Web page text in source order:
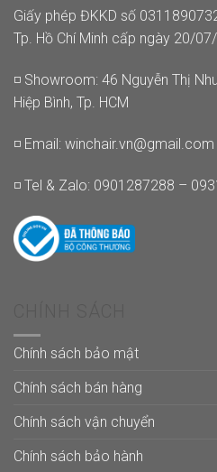
Giấy phép ĐKKD số
Tp. Hồ Chí Minh cấp ngày 20/
◽ Showroom: 46 Nguyễn Thị
Hiệp Bình, Tp. HCM
◽ Email: winchair.vn@gmail.com
◽ Tel & Zalo: 0901287288 –
Chính sách bảo mật
Chính sách bán hàng
Chính sách vận chuyển
Chính sách bảo hành